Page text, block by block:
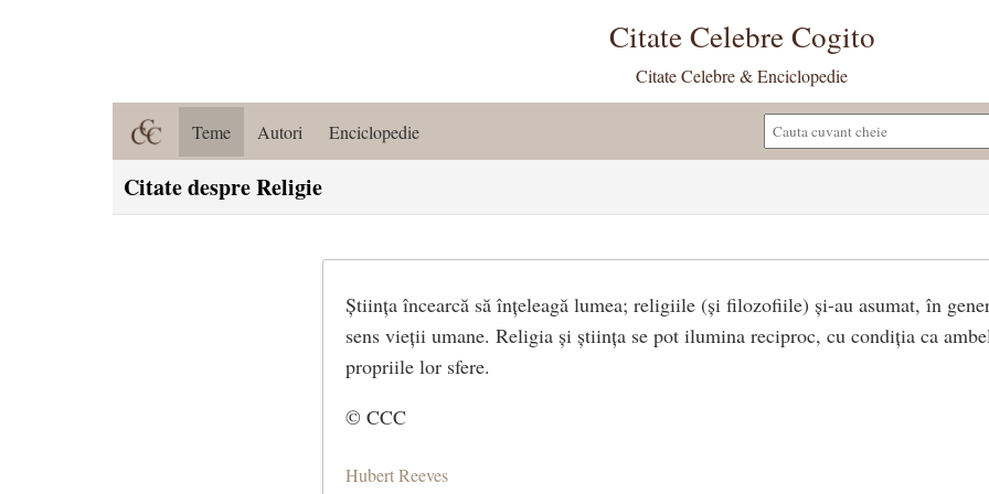
Citate Celebre Cogito
Citate Celebre & Enciclopedie
Teme Autori Enciclopedie
Citate despre Religie
Știința încearcă să înțeleagă lumea; religiile (și filozofiile) și-au asumat, în
sens vieții umane. Religia și știința se pot ilumina reciproc, cu condiția ca
propriile lor sfere.
© CCC
Hubert Reeves